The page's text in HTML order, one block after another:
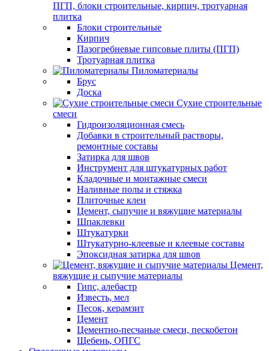
ПГП, блоки строительные, кирпич, тротуарная
плитка
Блоки строительные
Кирпич
Пазогребневые гипсовые плиты (ПГП)
Тротуарная плитка
Пиломатериалы
Брус
Доска
Сухие строительные
смеси
Гидроизоляционная смесь
Добавки в строительный растворы,
ремонтные составы
Затирка для швов
Инструмент для штукатурных работ
Кладочные и монтажные смеси
Наливные полы и стяжка
Плиточные клеи
Цемент, сыпучие и вяжущие материалы
Шпаклевки
Штукатурки
Штукатурно-клеевые и клеевые составы
Эпоксидная затирка для швов
Цемент,
вяжущие и сыпучие материалы
Гипс, алебастр
Известь, мел
Песок, керамзит
Цемент
Цементно-песчаные смеси, пескобетон
Щебень, ОПГС